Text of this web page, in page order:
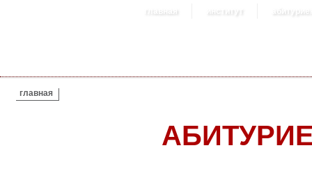
главная институт
ВЫ ЗДЕСЬ
главная